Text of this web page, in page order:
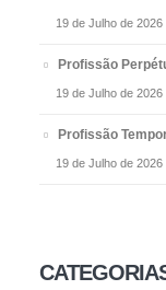
19 de Julho de 2026
Profissão
19 de Julho de 2026
Profissão
19 de Julho de 2026